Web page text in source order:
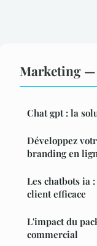
Marketing —
Chat gpt : la
Développez
branding en
Les chatbots ia
client efficace
L'impact du
commercial